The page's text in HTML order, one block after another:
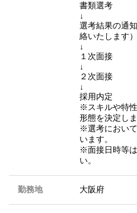
書類選考
↓
選考結果の通
絡いたします）
↓
１次面接
↓
２次面接
↓
採用内定
※スキルや特
形態を決定しま
※選考におい
います。
※面接日時等
い。
勤務地 大阪府